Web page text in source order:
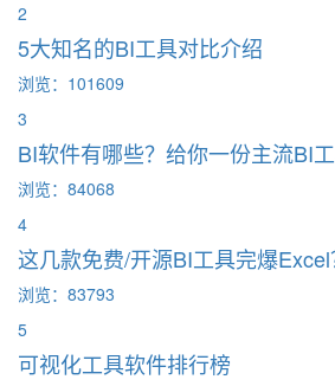
2
5大知名的BI工具对比介绍
浏览：101609
3
BI软件有哪些？给你一份主流BI
浏览：84068
4
这几款免费/开源BI工具完爆Excel
浏览：83793
5
可视化工具软件排行榜